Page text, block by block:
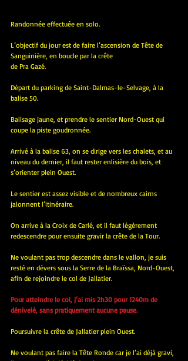
Randonnée effectuée en solo.
L’objectif du jour est de faire l’ascension de Tête de
Sanguinière, en boucle par la crête
de Pra Gazé.
Départ du parking de Saint-Dalmas-le-Selvage, à la
balise 50.
Balisage jaune, et prendre le sentier Nord-Ouest qui
coupe la piste goudronnée.
Arrivé à la balise 63, on se dirige vers les chalets, et au
niveau du dernier, il faut rester enlisière du bois, et
s’orienter plein Ouest.
Le sentier est assez visible et de nombreux cairns
jalonnent l’itinéraire.
On arrive à la Croix de Carlé, et il faut légèrement
redescendre pour ensuite gravir la crête de la Tour.
Ne voulant pas trop descendre dans le vallon, je suis
resté en dévers sous la Serre de la Braïssa, Nord-Ouest,
afin de rejoindre le col de Jallatier.
Pour atteindre le col, j’ai mis 2h30 pour 1240m de
dénivelé, sans pratiquement aucune pause.
Poursuivre la crête de Jallatier plein Ouest.
Ne voulant pas faire la Tête Ronde car je l’ai déjà gravi,